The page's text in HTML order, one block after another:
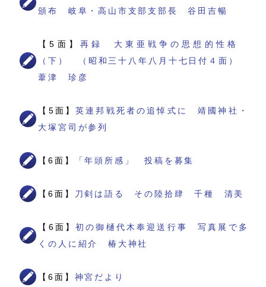
頒布 岐阜・高山市支部支部長 谷田吉暢
【5面】 再録 大東亜戦争の思想的性格
（下） （昭和三十八年八月十七日付４面）
葦津 珍彦
【5面】英連邦戦死者の追悼式に 靖國神社・
大塚宮司が参列
【6面】 「年頭所感」 投稿を募集
【6面】 刀剣は語る その陸拾肆 千種 清美
【6面】初の御樋代木奉迎送行事 写真展で多
くの人に紹介 椿大神社
【6面】 神宮だより